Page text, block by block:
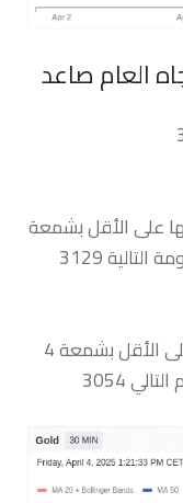
أعلى منها على الأقل بشمعة
كسر الدعم 3063والثبات أدنى منه على الأقل بشمعة 4
3054